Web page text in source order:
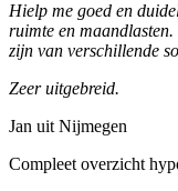
Hielp me goed en
ruimte en
zijn van verschillende
Zeer uitgebreid.
Jan uit Nijmegen
Compleet overzicht